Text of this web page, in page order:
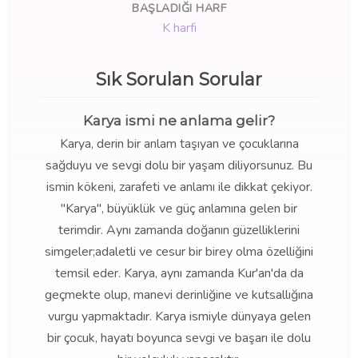
BAŞLADIĞI HARF
K harfi
Sık Sorulan Sorular
Karya ismi ne anlama gelir?
Karya, derin bir anlam taşıyan ve çocuklarına
sağduyu ve sevgi dolu bir yaşam diliyorsunuz. Bu
ismin kökeni, zarafeti ve anlamı ile dikkat çekiyor.
"Karya", büyüklük ve güç anlamına gelen bir
terimdir. Aynı zamanda doğanın güzelliklerini
simgeler;adaletli ve cesur bir birey olma özelliğini
temsil eder. Karya, aynı zamanda Kur'an'da da
geçmekte olup, manevi derinliğine ve kutsallığına
vurgu yapmaktadır. Karya ismiyle dünyaya gelen
bir çocuk, hayatı boyunca sevgi ve başarı ile dolu